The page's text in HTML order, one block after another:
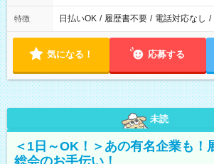
特徴 日払いOK / 履歴書不要 / 電話対応なし /
気になる！ 応募する
未読
＜1日～OK！＞あの有名企業も！
総会のお手伝い！